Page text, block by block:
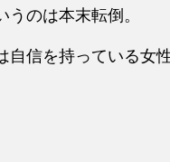
のは本末転倒。
信を持っている女